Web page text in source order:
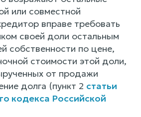
или совместной
вправе требовать
своей доли остальным
собственности по цене,
стоимости этой доли,
от продажи
долга (пункт 2 статьи
кодекса Российской